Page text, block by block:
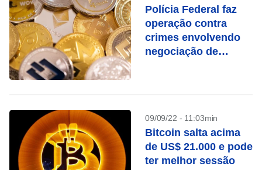
Polícia Federal faz
operação contra
crimes envolvendo
negociação de
09/09/22 - 11:03min
Bitcoin salta acima
de US$ 21.000 e pode
ter melhor sessão